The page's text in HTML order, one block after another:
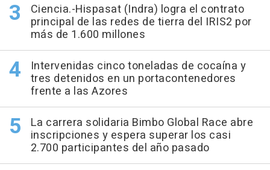
Ciencia.-Hispasat (Indra) logra el contrato
principal de las redes de tierra del IRIS2 por
más de 1.600 millones
Intervenidas cinco toneladas de cocaína y
tres detenidos en un portacontenedores
frente a las Azores
La carrera solidaria Bimbo Global Race abre
inscripciones y espera superar los casi
2.700 participantes del año pasado